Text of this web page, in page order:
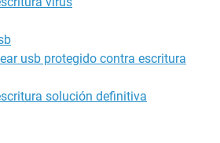
usb protegido contra escritura
solución definitiva